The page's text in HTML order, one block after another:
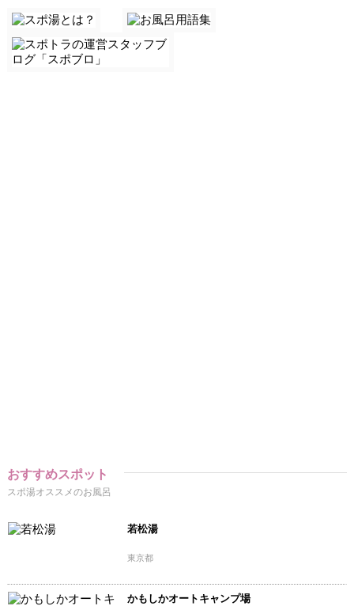
おすすめスポット
スポ湯オススメのお風呂
若松湯
東京都
かもしかオートキャンプ場